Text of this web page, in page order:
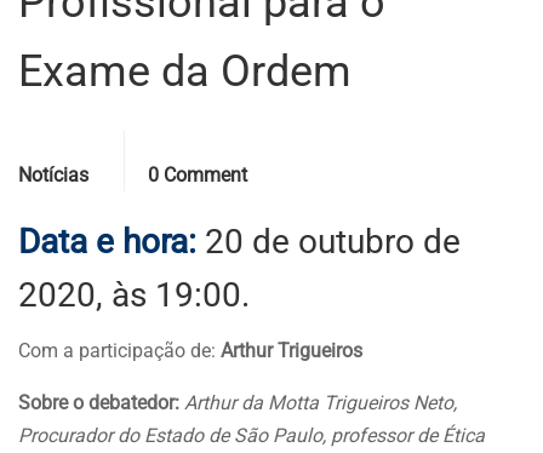
Exame da Ordem
Notícias 0 Comment
Data e hora: 20 de outubro de
2020, às 19:00.
Com a participação de: Arthur Trigueiros
Sobre o debatedor: Arthur da Motta Trigueiros Neto,
Procurador do Estado de São Paulo, professor de Ética